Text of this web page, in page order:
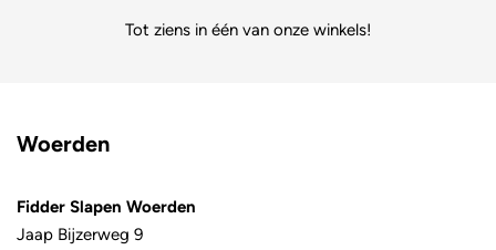
Tot ziens in één van onze winkels!
Woerden
Fidder Slapen Woerden
Jaap Bijzerweg 9